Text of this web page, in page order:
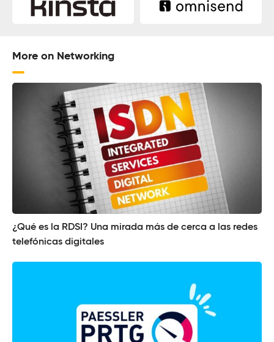
More on Networking
¿Qué es la RDSI? Una mirada más de cerca a las redes
telefónicas digitales